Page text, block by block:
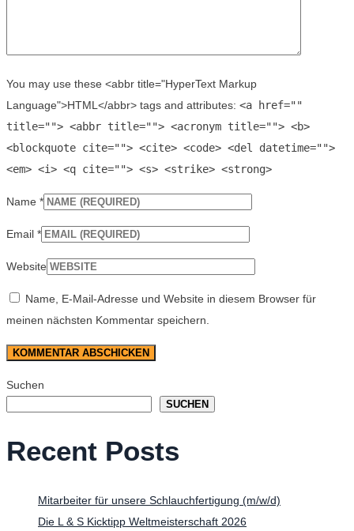
You may use these <abbr title="HyperText Markup
Language">HTML</abbr> tags and attributes: <a href=""
title=""> <abbr title=""> <acronym title=""> <b>
<blockquote cite=""> <cite> <code> <del datetime="">
<em> <i> <q cite=""> <s> <strike> <strong>
Name *
Email *
Website
Name, E-Mail-Adresse und Website in diesem Browser für
meinen nächsten Kommentar speichern.
Suchen
SUCHEN
Recent Posts
Mitarbeiter für unsere Schlauchfertigung (m/w/d)
Die L & S Kicktipp Weltmeisterschaft 2026